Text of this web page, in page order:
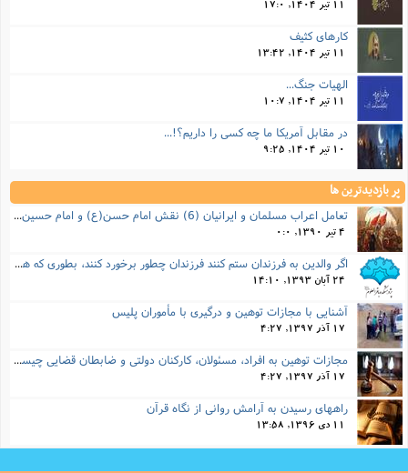
11 تیر 1404, 17:0
کارهای کثیف
11 تیر 1404, 13:42
الهیات جنگ...
11 تیر 1404, 10:7
در مقابل آمریکا ما چه کسی را داریم؟!...
10 تیر 1404, 9:25
پر بازدیدترین ها
تعامل اعراب مسلمان و ایرانیان (6) نقش امام حسن(ع) و امام حسین(ع) در فتح ایران
4 تیر 1390, 0:0
اگر والدین به فرزندان ستم کنند فرزندان چطور برخورد کنند، بطوری که هم موجب ناراحتی آنها نشود و هم بتوانند آنها را امر به معروف و نهی از منکر کنند، و اگر نصیحت تأثیر نداشت چطور باید با آنها برخورد کرد؟
24 آبان 1393, 14:10
آشنایی با مجازات توهین و درگیری با مأموران پلیس
17 آذر 1397, 4:27
مجازات‌ توهین به افراد، مسئولان، کارکنان دولتی و ضابطان قضایی چیست؟
17 آذر 1397, 4:27
راههای رسیدن به آرامش روانی از نگاه قرآن
11 دی 1396, 13:58